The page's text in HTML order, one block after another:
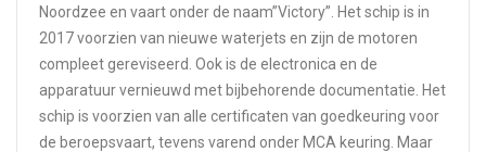
Noordzee en vaart onder de naam”Victory”. Het schip is in
2017 voorzien van nieuwe waterjets en zijn de motoren
compleet gereviseerd. Ook is de electronica en de
apparatuur vernieuwd met bijbehorende documentatie. Het
schip is voorzien van alle certificaten van goedkeuring voor
de beroepsvaart, tevens varend onder MCA keuring. Maar